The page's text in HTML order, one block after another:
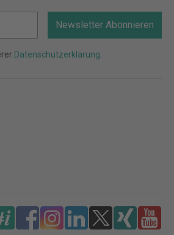
Newsletter Abonnieren
Datenschutzerklärung